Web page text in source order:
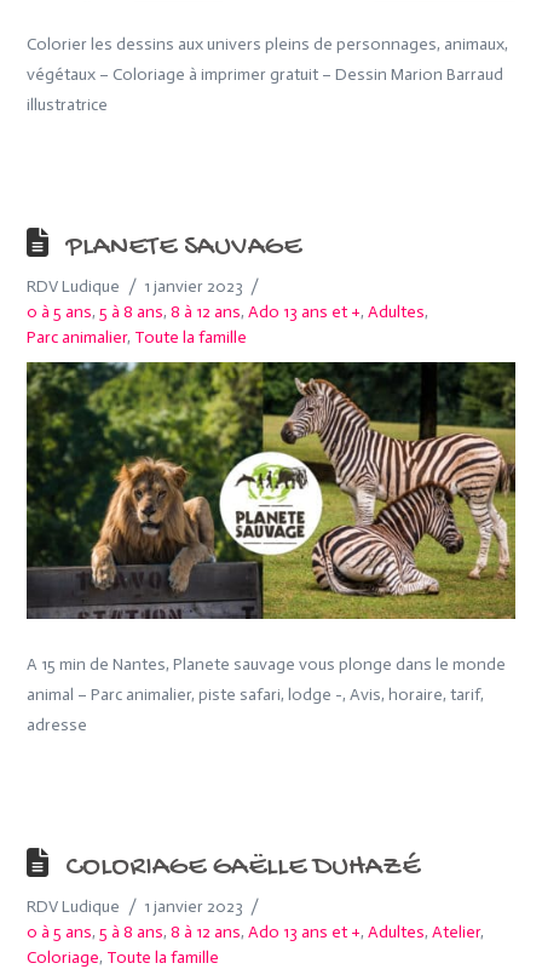
Colorier les dessins aux univers pleins de personnages, animaux,
végétaux – Coloriage à imprimer gratuit – Dessin Marion Barraud
illustratrice
PLANETE SAUVAGE
RDV Ludique
1 janvier 2023
0 à 5 ans,5 à 8 ans,8 à 12 ans,Ado 13 ans et +,Adultes,
Parc animalier, Toute la famille
A 15 min de Nantes, Planete sauvage vous plonge dans le monde
animal – Parc animalier, piste safari, lodge -, Avis, horaire, tarif,
adresse
COLORIAGE GAËLLE DUHAZÉ
RDV Ludique
1 janvier 2023
0 à 5 ans,5 à 8 ans,8 à 12 ans,Ado 13 ans et +,Adultes,Atelier,
Coloriage, Toute la famille